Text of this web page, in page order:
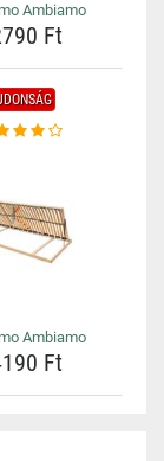
Ambiamo
Ft
Ambiamo
Ft